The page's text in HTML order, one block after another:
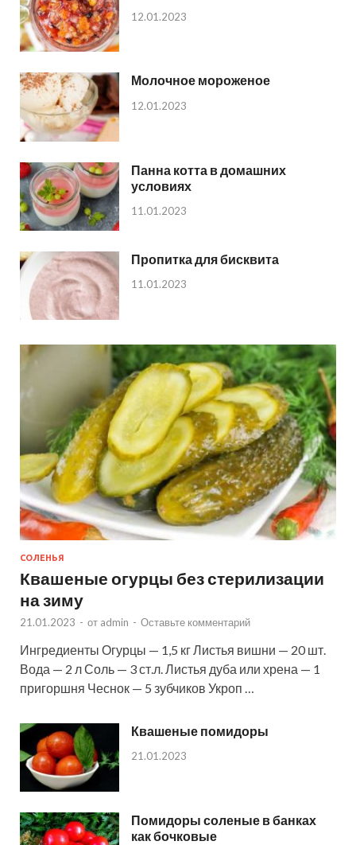
12.01.2023
Молочное мороженое
12.01.2023
Панна котта в домашних
условиях
11.01.2023
Пропитка для бисквита
11.01.2023
СОЛЕНЬЯ
Квашеные огурцы без стерилизации
на зиму
21.01.2023 - от admin - Оставьте комментарий
Ингредиенты Огурцы — 1,5 кг Листья вишни — 20 шт.
Вода — 2 л Соль — 3 ст.л. Листья дуба или хрена — 1
пригоршня Чеснок — 5 зубчиков Укроп …
Квашеные помидоры
21.01.2023
Помидоры соленые в банках
как бочковые